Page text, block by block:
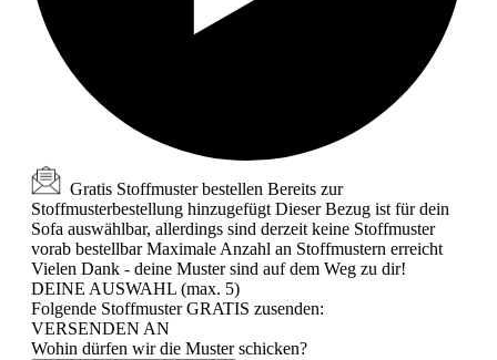
Gratis Stoffmuster bestellen Bereits zur
Stoffmusterbestellung hinzugefügt Dieser Bezug ist für dein
Sofa auswählbar, allerdings sind derzeit keine Stoffmuster
vorab bestellbar Maximale Anzahl an Stoffmustern erreicht
Vielen Dank - deine Muster sind auf dem Weg zu dir!
DEINE AUSWAHL (max. 5)
Folgende Stoffmuster GRATIS zusenden:
VERSENDEN AN
Wohin dürfen wir die Muster schicken?